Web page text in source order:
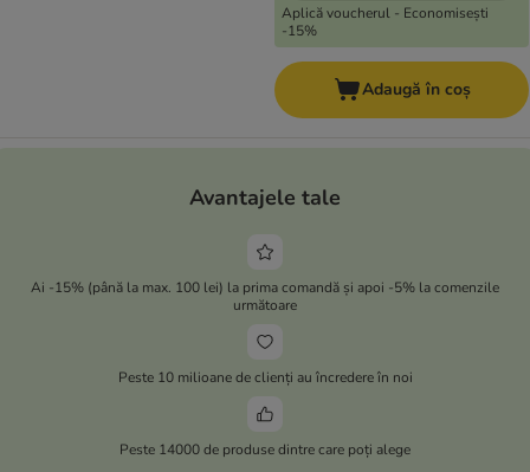
Aplică voucherul - Economisești
-15%
Adaugă în coș
Avantajele tale
Ai -15% (până la max. 100 lei) la prima comandă și apoi -5% la comenzile
următoare
Peste 10 milioane de clienți au încredere în noi
Peste 14000 de produse dintre care poți alege